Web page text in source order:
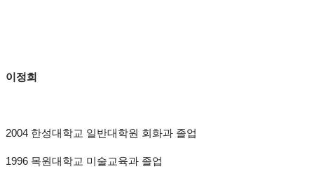
이정희
2004 한성대학교 일반대학원 회화과 졸업
1996 목원대학교 미술교육과 졸업